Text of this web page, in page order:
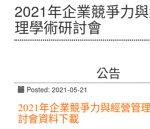
2021年企業競爭力
理學術研討會
公告
Posted: 2021-05-21
2021年企業競爭力與經營管
討會資料下載